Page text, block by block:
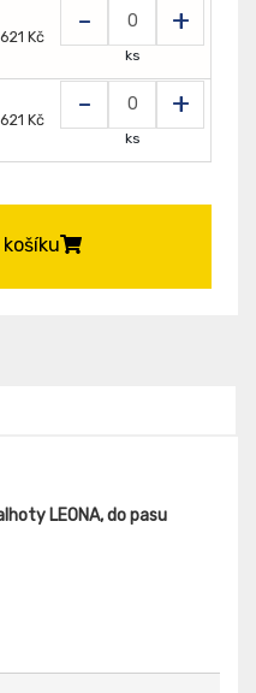
621 Kč - +
ks
621 Kč - +
ks
LEONA, do pasu